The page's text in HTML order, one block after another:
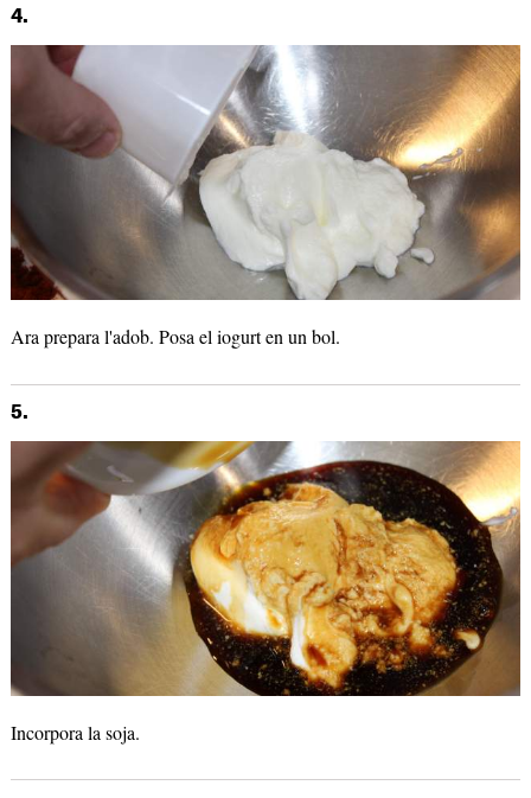
4.
Ara prepara l'adob. Posa el iogurt en un bol.
5.
Incorpora la soja.